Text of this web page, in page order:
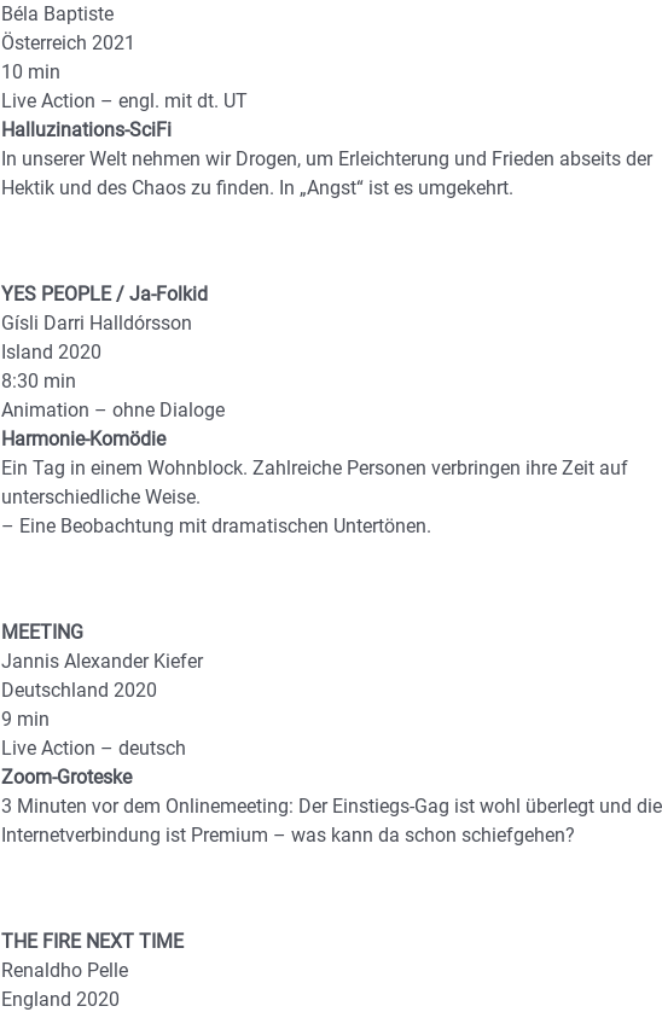
Béla Baptiste
Österreich 2021
10 min
Live Action – engl. mit dt. UT
Halluzinations-SciFi
In unserer Welt nehmen wir Drogen, um Erleichterung und Frieden abseits der
Hektik und des Chaos zu finden. In „Angst“ ist es umgekehrt.
YES PEOPLE / Ja-Folkid
Gísli Darri Halldórsson
Island 2020
8:30 min
Animation – ohne Dialoge
Harmonie-Komödie
Ein Tag in einem Wohnblock. Zahlreiche Personen verbringen ihre Zeit auf
unterschiedliche Weise.
– Eine Beobachtung mit dramatischen Untertönen.
MEETING
Jannis Alexander Kiefer
Deutschland 2020
9 min
Live Action – deutsch
Zoom-Groteske
3 Minuten vor dem Onlinemeeting: Der Einstiegs-Gag ist wohl überlegt und die
Internetverbindung ist Premium – was kann da schon schiefgehen?
THE FIRE NEXT TIME
Renaldho Pelle
England 2020